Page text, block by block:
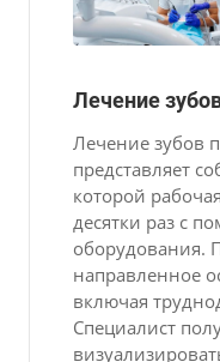
Лечение
Лечение зубов
представляет
которой
десятки раз с
оборудования.
направленное
включая
Специалист